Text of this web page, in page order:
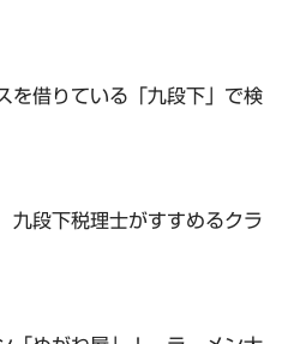
を借りている「九段下」で検
九段下税理士がすすめるクラ